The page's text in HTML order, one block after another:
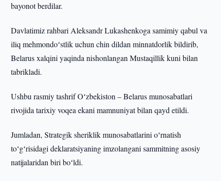
bayonot berdilar.
Davlatimiz rahbari Aleksandr Lukashenkoga samimiy qabul va
iliq mehmondoʻstlik uchun chin dildan minnatdorlik bildirib,
Belarus xalqini yaqinda nishonlangan Mustaqillik kuni bilan
tabrikladi.
Ushbu rasmiy tashrif Oʻzbekiston – Belarus munosabatlari
rivojida tarixiy voqea ekani mamnuniyat bilan qayd etildi.
Jumladan, Strategik sheriklik munosabatlarini oʻrnatish
toʻgʻrisidagi deklaratsiyaning imzolangani sammitning asosiy
natijalaridan biri boʻldi.